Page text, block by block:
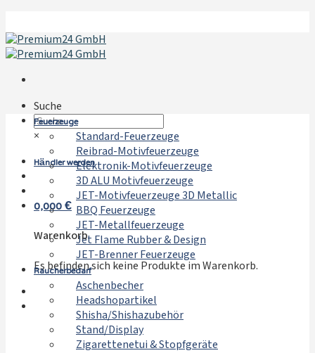
Inhalt
springen
Suche
×
Händler werden
0,000€
Warenkorb
Es befinden sich keine Produkte im Warenkorb.
Feuerzeuge
Standard-Feuerzeuge
Reibrad-Motivfeuerzeuge
Elektronik-Motivfeuerzeuge
3D ALU Motivfeuerzeuge
JET-Motivfeuerzeuge 3D Metallic
BBQ Feuerzeuge
JET-Metallfeuerzeuge
Jet Flame Rubber & Design
JET-Brenner Feuerzeuge
Raucherbedarf
Aschenbecher
Headshopartikel
Shisha/Shishazubehör
Stand/Display
Zigarettenetui & Stopfgeräte